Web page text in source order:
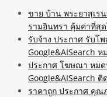
ขาย บ้าน พระยาสุเร
รามอินทรา คุ้มค่าที่สุ
รับจ้าง ประกาศ รับโ
Google&AISearch
ประกาศ โฆษณา หม
Google&AISearch
ราคาถูก ประกาศ คุณ